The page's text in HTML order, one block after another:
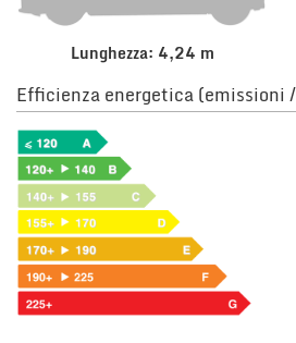
Lunghezza: 4,24 m
Efficienza energetica (emissioni